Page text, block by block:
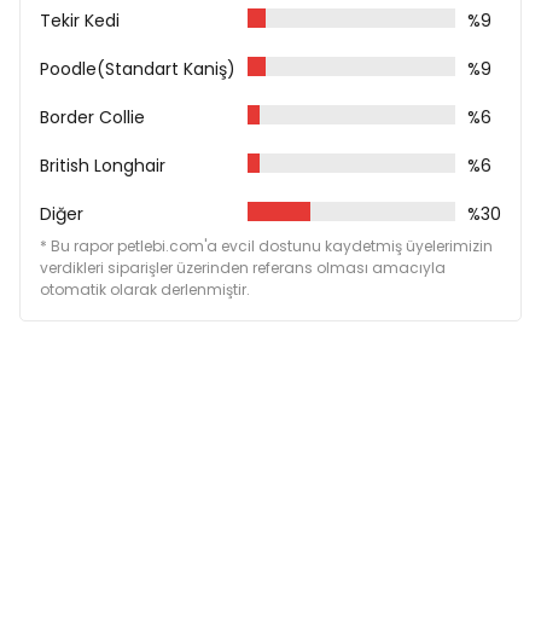
Tekir Kedi
%9
Poodle(Standart Kaniş)
%9
Border Collie
%6
British Longhair
%6
Diğer
%30
* Bu rapor petlebi.com'a evcil dostunu kaydetmiş üyelerimizin
verdikleri siparişler üzerinden referans olması amacıyla
otomatik olarak derlenmiştir.